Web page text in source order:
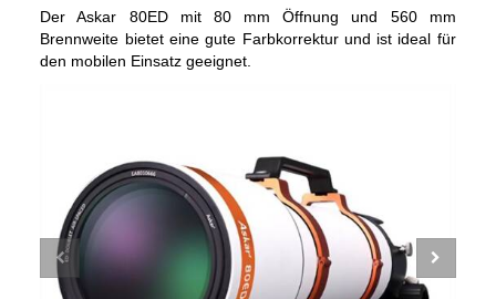
Der Askar 80ED mit 80 mm Öffnung und 560 mm
Brennweite bietet eine gute Farbkorrektur und ist ideal für
den mobilen Einsatz geeignet.